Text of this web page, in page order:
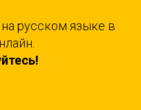
русском языке в